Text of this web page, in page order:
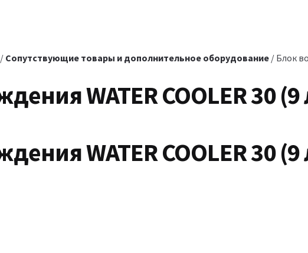
/ Сопутствующие товары и дополнительное оборудование / Блок
WATER COOLER 30 (9
WATER COOLER 30 (9